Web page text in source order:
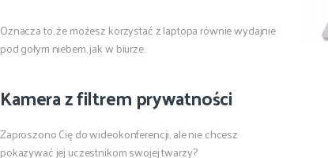
Oznacza to, że możesz korzystać z laptopa równie wydajnie
pod gołym niebem, jak w biurze.
Kamera z filtrem prywatności
Zaproszono Cię do wideokonferencji, ale nie chcesz
pokazywać jej uczestnikom swojej twarzy?